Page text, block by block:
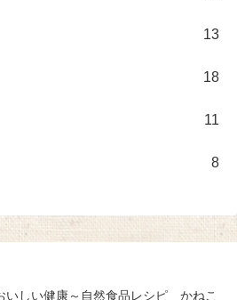
13
18
11
8
しい健康～自然食品レシピ かねこ